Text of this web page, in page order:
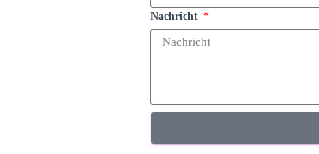
Nachricht